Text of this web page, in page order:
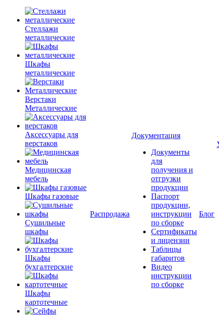
Стеллажи
металлические
Шкафы
металлические
Верстаки
Металлические
Аксессуары для
верстаков
Медицинская
мебель
Шкафы газовые
Сушильные
шкафы
Шкафы
бухгалтерские
Шкафы
картотечные
Распродажа
Документация
Документы
для
получения и
отгрузки
продукции
Паспорт
продукции,
инструкции
по сборке
Сертификаты
и лицензии
Таблицы
габаритов
Видео
инструкции
по сборке
Блог